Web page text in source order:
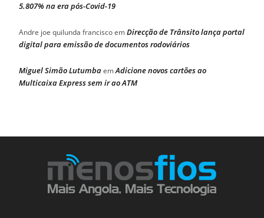
5.807% na era pós-Covid-19
Andre joe quilunda franciscoemDirecção de Trânsito lança portal
digital para emissão de documentos rodoviários
Miguel Simão LutumbaemAdicione novos cartões ao
Multicaixa Express sem ir ao ATM